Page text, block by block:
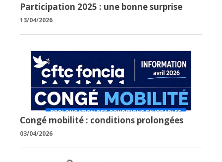
Participation 2025 : une bonne surprise
13/04/2026
Congé mobilité : conditions prolongées
03/04/2026